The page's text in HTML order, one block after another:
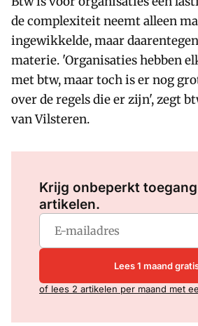
de complexiteit neemt alleen
ingewikkelde, maar
materie. 'Organisaties hebben
met btw, maar toch is er nog
over de regels die er zijn', zegt
van Vilsteren.
Krijg onbeperkt
artikelen.
Lees 1 maand
of lees 2 artikelen per maand met